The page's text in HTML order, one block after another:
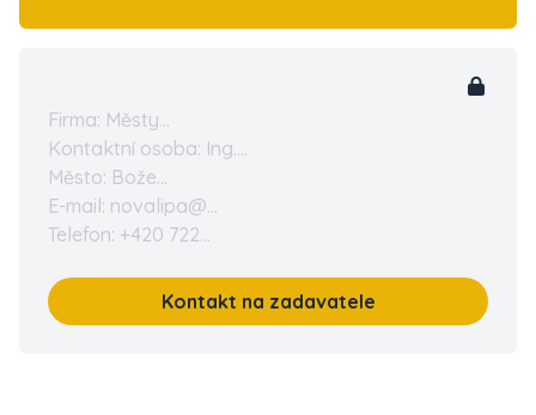
Firma: Městy...
Kontaktní osoba: Ing....
Město: Bože...
E-mail: novalipa@...
Telefon: +420 722...
Kontakt na zadavatele